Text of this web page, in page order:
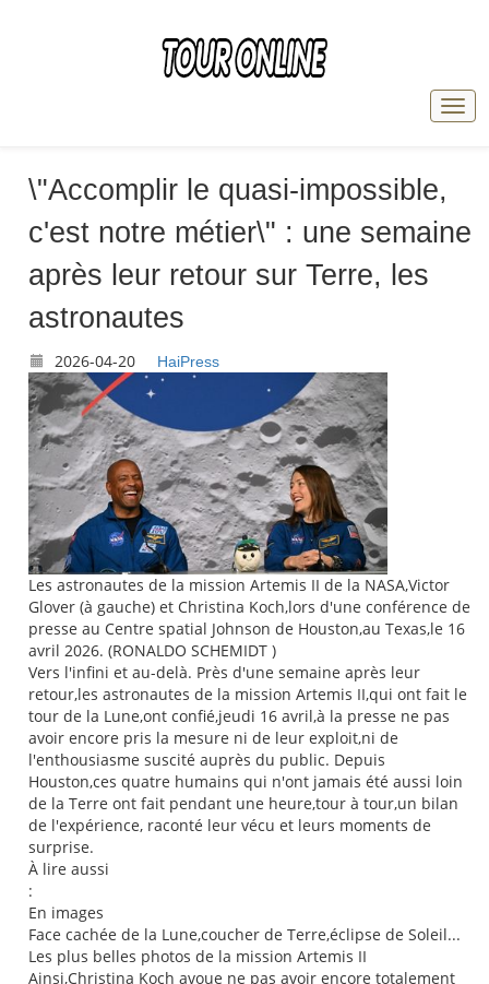
\"Accomplir le quasi-impossible,
c'est notre métier\" : une semaine
après leur retour sur Terre, les
astronautes
2026-04-20 HaiPress
Les astronautes de la mission Artemis II de la NASA,Victor
Glover (à gauche) et Christina Koch,lors d'une conférence de
presse au Centre spatial Johnson de Houston,au Texas,le 16
avril 2026. (RONALDO SCHEMIDT )
Vers l'infini et au-delà. Près d'une semaine après leur
retour,les astronautes de la mission Artemis II,qui ont fait le
tour de la Lune,ont confié,jeudi 16 avril,à la presse ne pas
avoir encore pris la mesure ni de leur exploit,ni de
l'enthousiasme suscité auprès du public. Depuis
Houston,ces quatre humains qui n'ont jamais été aussi loin
de la Terre ont fait pendant une heure,tour à tour,un bilan
de l'expérience, raconté leur vécu et leurs moments de
surprise.
À lire aussi
:
En images
Face cachée de la Lune,coucher de Terre,éclipse de Soleil...
Les plus belles photos de la mission Artemis II
Ainsi,Christina Koch avoue ne pas avoir encore totalement